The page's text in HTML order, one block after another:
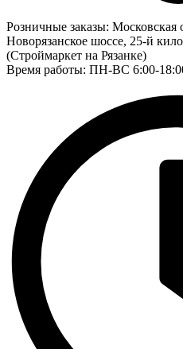
Розничные заказы: Московская
Новорязанское шоссе, 25-й
(Строймаркет на Рязанке)
Время работы: ПН-ВС 6:00-